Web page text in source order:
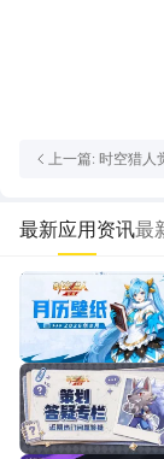
上一篇: 时空猎人
最新应用资讯最